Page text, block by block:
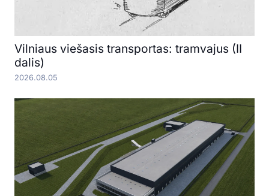
Vilniaus viešasis transportas: tramvajus (II
dalis)
2026.08.05